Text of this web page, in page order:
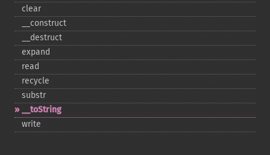
clear
_​_​construct
_​_​destruct
expand
read
recycle
substr
_​_​toString
write